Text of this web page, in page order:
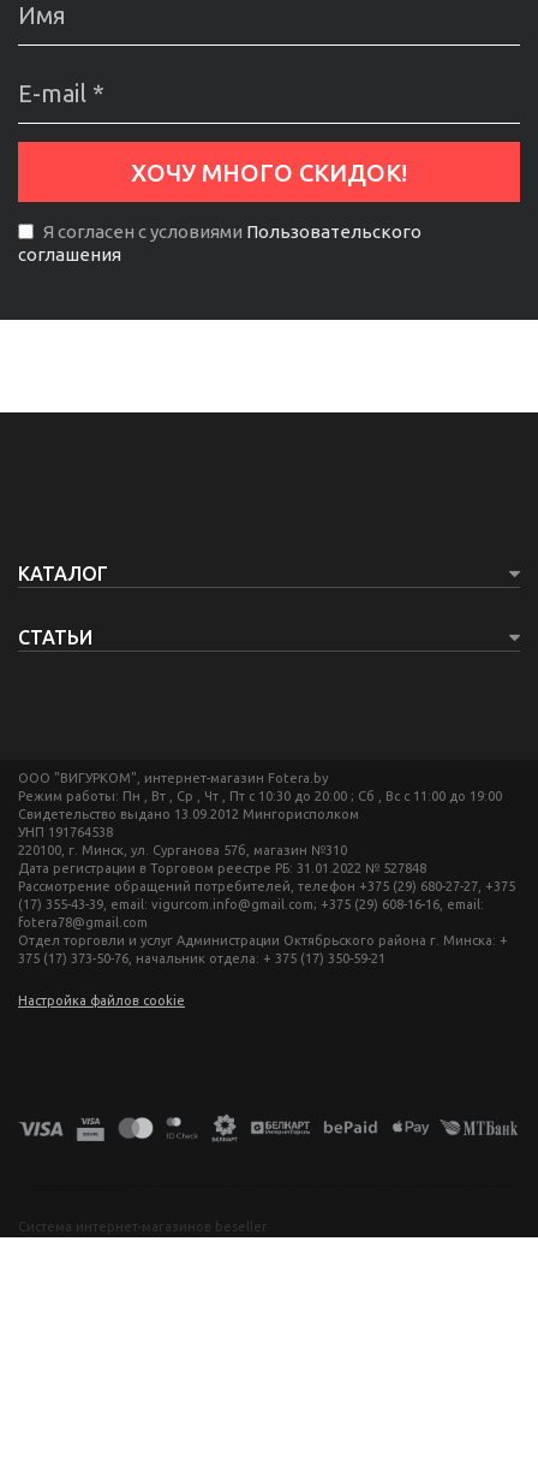
Я согласен с условиями Пользовательского
соглашения
КАТАЛОГ
СТАТЬИ
ООО "ВИГУРКОМ", интернет-магазин Fotera.by
Режим работы: Пн , Вт , Ср , Чт , Пт c 10:30 до 20:00 ; Сб , Вс c 11:00 до 19:00
Свидетельство выдано 13.09.2012 Мингорисполком
УНП 191764538
220100, г. Минск, ул. Сурганова 57б, магазин №310
Дата регистрации в Торговом реестре РБ: 31.01.2022 № 527848
Рассмотрение обращений потребителей, телефон +375 (29) 680-27-27, +375
(17) 355-43-39, email: vigurcom.info@gmail.com; +375 (29) 608-16-16, email:
fotera78@gmail.com
Отдел торговли и услуг Администрации Октябрьского района г. Минска: +
375 (17) 373-50-76, начальник отдела: + 375 (17) 350-59-21
Настройка файлов cookie
Система интернет-магазинов beseller